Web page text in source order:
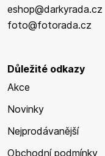
eshop@darkyrada.cz
foto@fotorada.cz
Důležité odkazy
Akce
Novinky
Nejprodávanější
Obchodní podmínky